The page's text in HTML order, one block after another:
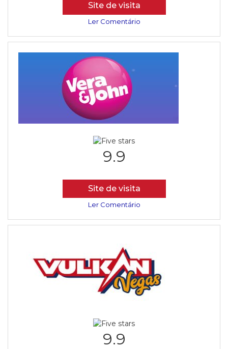
Site de visita
Ler Comentário
9.9
Site de visita
Ler Comentário
9.9